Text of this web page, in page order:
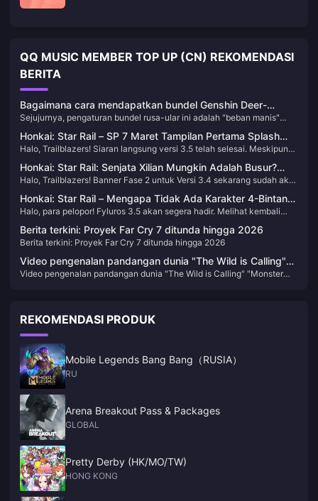
QQ MUSIC MEMBER TOP UP (CN) REKOMENDASI
BERITA
Bagaimana cara mendapatkan bundel Genshin Deer-
Snake? Strategi Gacha Terbaru 2025 & Panduan Optimasi
Isi Ulang
Sejujurnya, pengaturan bundel rusa-ular ini adalah "beban manis"
melacak mekanisme gacha Genshin selama lebih dari dua tahun, saya
menyarankan Anda untuk tenang dan mengevaluasi nilai karakter
terlebih dahulu, jangan sampai terpukau oleh penampilan—meskipun
saya sendiri hampir bangkrut demi suara Yae Miko.
Honkai: Star Rail – SP 7 Maret Tampilan Pertama Splash
Art! Summon-nya Benar-Benar Ubur-Ubur!
Halo, Trailblazers! Siaran langsung versi 3.5 telah selesai. Meskipun
untuk tanggal 7 Maret kami telah resmi diungkap—mari kita lihat!
Honkai: Star Rail: Senjata Xilian Mungkin Adalah Busur?
Jalur Kelima Trailblazer Terungkap!
Halo, Trailblazers! Banner Fase 2 untuk Versi 3.4 sekarang sudah aktif.
banner mendatang dan detail karakter, kami telah mengumpulkan
beberapa informasi untuk dibagikan kepada kamu—mari kita lihat
bersama.
Honkai: Star Rail – Mengapa Tidak Ada Karakter 4-Bintang
Baru di Versi 3.0? Masalah Produksi atau Hal Lain?
Halo, para pelopor! Fyluros 3.5 akan segera hadir. Melihat kembali
dirilis sejak Moetze. Mengapa demikian?
Berita terkini: Proyek Far Cry 7 ditunda hingga 2026
Berita terkini: Proyek Far Cry 7 ditunda hingga 2026
Video pengenalan pandangan dunia "The Wild is Calling"
"Monster Hunter" dirilis
Video pengenalan pandangan dunia "The Wild is Calling" "Monster
REKOMENDASI PRODUK
Mobile Legends Bang Bang（RUSIA）
RU
Arena Breakout Pass & Packages
GLOBAL
Pretty Derby (HK/MO/TW)
HONG KONG